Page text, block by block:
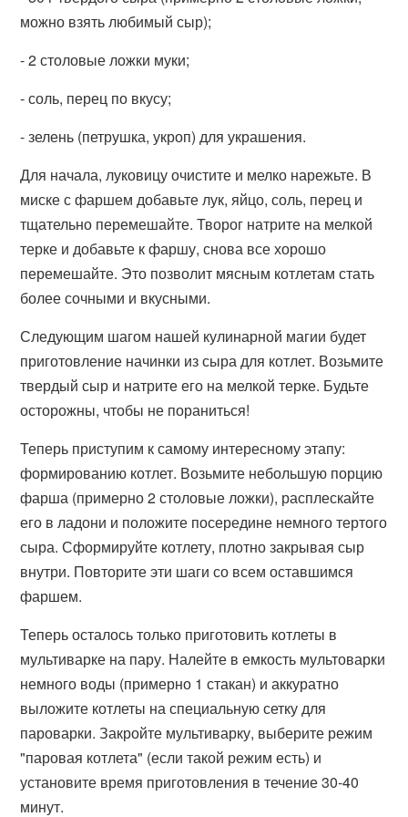
можно взять любимый сыр);
- 2 столовые ложки муки;
- соль, перец по вкусу;
- зелень (петрушка, укроп) для украшения.
Для начала, луковицу очистите и мелко нарежьте. В
миске с фаршем добавьте лук, яйцо, соль, перец и
тщательно перемешайте. Творог натрите на мелкой
терке и добавьте к фаршу, снова все хорошо
перемешайте. Это позволит мясным котлетам стать
более сочными и вкусными.
Следующим шагом нашей кулинарной магии будет
приготовление начинки из сыра для котлет. Возьмите
твердый сыр и натрите его на мелкой терке. Будьте
осторожны, чтобы не пораниться!
Теперь приступим к самому интересному этапу:
формированию котлет. Возьмите небольшую порцию
фарша (примерно 2 столовые ложки), расплескайте
его в ладони и положите посередине немного тертого
сыра. Сформируйте котлету, плотно закрывая сыр
внутри. Повторите эти шаги со всем оставшимся
фаршем.
Теперь осталось только приготовить котлеты в
мультиварке на пару. Налейте в емкость мультоварки
немного воды (примерно 1 стакан) и аккуратно
выложите котлеты на специальную сетку для
пароварки. Закройте мультиварку, выберите режим
"паровая котлета" (если такой режим есть) и
установите время приготовления в течение 30-40
минут.